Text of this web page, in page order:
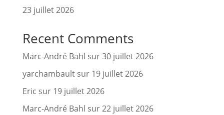
23 juillet 2026
Recent Comments
Marc-André Bahl sur30 juillet 2026
yarchambaultsur 19 juillet 2026
Eric sur 19 juillet 2026
Marc-André Bahl sur22 juillet 2026